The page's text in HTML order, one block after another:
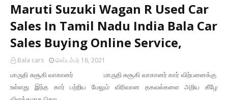
Maruti Suzuki Wagan R Used Car
Sales In Tamil Nadu India Bala Car
Sales Buying Online Service,
Bala cars செப்டம்பர் 16, 2021
மாருதி சுசூகி வாகானர் மாருதி சுசூகி வாகானர் கார் விற்பனைக்கு
உள்ளது இந்த கார் பற்றிய மேலும் விரிவான தகவல்களை அறிய கீழே